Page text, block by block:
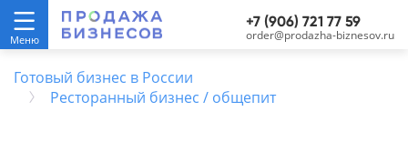
+7 (906) 721 77 59
order@prodazha-biznesov.ru
Готовый бизнес в России
Ресторанный бизнес / общепит